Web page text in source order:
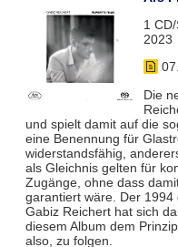
1
2023
Die
und spielt damit auf die
eine Benennung für
widerstandsfähig,
als Gleichnis gelten für
Zugänge, ohne dass
garantiert wäre. Der
Gabiz Reichert hat sich
diesem Album dem
also, zu folgen.